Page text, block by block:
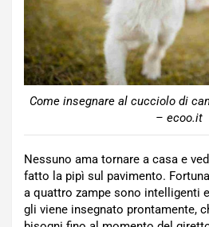
Come insegnare al cucciolo di
– ecoo.it
Nessuno ama tornare a casa e
fatto la pipì sul pavimento.
a quattro zampe sono intelligenti
gli viene insegnato prontamente,